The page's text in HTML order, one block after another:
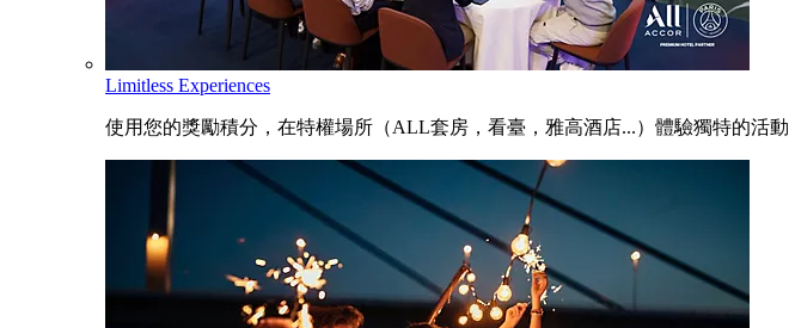
Limitless Experiences
使用您的獎勵積分，在特權場所（ALL套房，看臺，雅高酒店...）體驗獨特的活動